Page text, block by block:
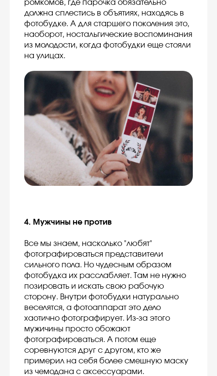
ромкомов, где парочка обязательно
должна сплестись в объятиях, находясь в
фотобудке. А для старшего поколения это,
наоборот, ностальгические воспоминания
из молодости, когда фотобудки еще стояли
на улицах.
4. Мужчины не против
Все мы знаем, насколько "любят"
фотографироваться представители
сильного пола. Но чудесным образом
фотобудка их расслабляет. Там не нужно
позировать и искать свою рабочую
сторону. Внутри фотобудки натурально
веселятся, а фотоаппарат это дело
хаотично фотографирует. Из-за этого
мужичины просто обожают
фотографироваться. А потом еще
соревнуются друг с другом, кто же
примерил на себя более смешную маску
из чемодана с аксессуарами.